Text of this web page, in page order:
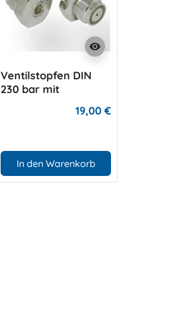
visibility
Ventilstopfen DIN
230 bar mit
19,00 €
In den Warenkorb